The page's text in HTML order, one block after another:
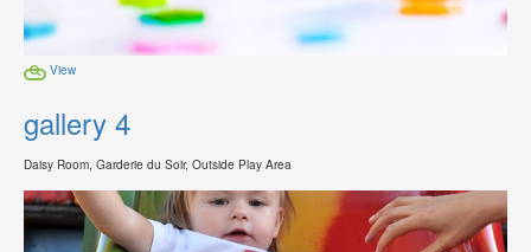
View
gallery 4
Daisy Room, Garderie du Soir, Outside Play Area